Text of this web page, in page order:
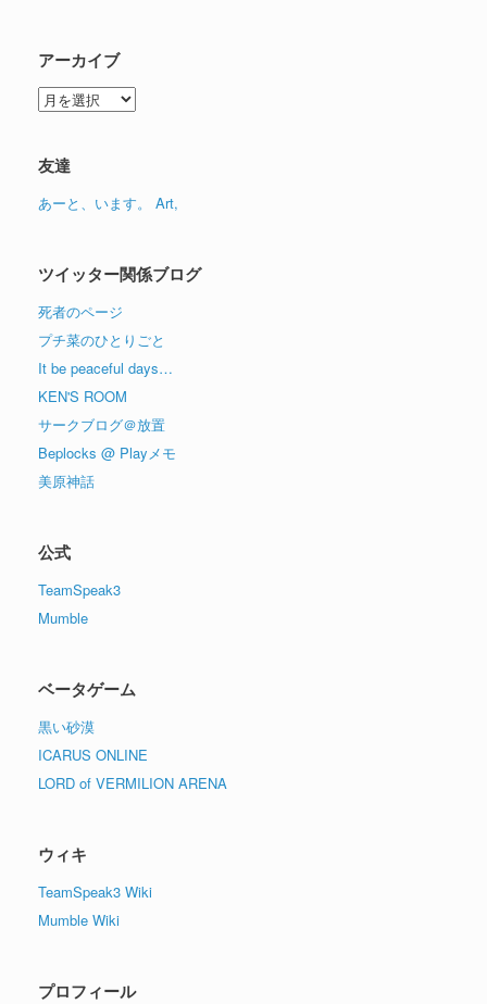
アーカイブ
ア
ー
イ
ブ
友達
あーと、います。 Art,
ツイッター関係ブログ
死者のページ
プチ菜のひとりごと
It be peaceful days…
KEN'S ROOM
サークブログ＠放置
Beplocks @ Playメモ
美原神話
公式
TeamSpeak3
Mumble
ベータゲーム
黒い砂漠
ICARUS ONLINE
LORD of VERMILION ARENA
ウィキ
TeamSpeak3 Wiki
Mumble Wiki
プロフィール